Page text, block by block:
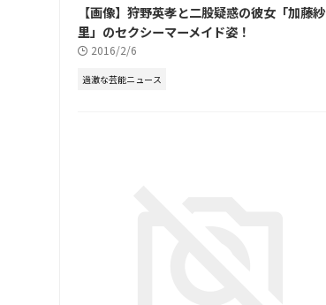
【画像】狩野英孝と二股疑惑の彼女「加藤紗
里」のセクシーマーメイド姿！
2016/2/6
過激な芸能ニュース